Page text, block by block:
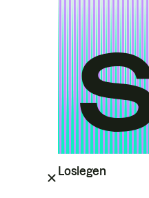
Loslegen